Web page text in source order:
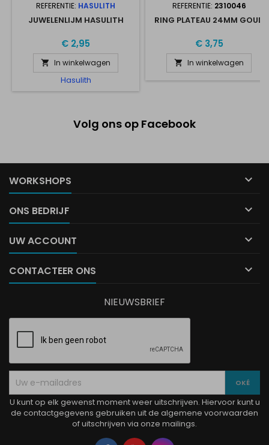
REFERENTIE: HASULITH
JUWELENLIJM HASULITH
€ 2,95
 In winkelwagen
Hasulith
REFERENTIE: 2310046
RING PLATEAU 24MM GOUD
€ 3,75
 In winkelwagen
Volg ons op Facebook
WORKSHOPS 
ONS BEDRIJF 
UW ACCOUNT 
CONTACTEER ONS 
NIEUWSBRIEF
U kunt op elk gewenst moment weer uitschrijven. Hiervoor kunt u
de contactgegevens gebruiken uit de algemene voorwaarden
of uitschrijven via onze mailings.